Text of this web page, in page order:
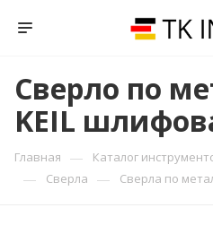
Сверло по
KEIL
Главная — Каталог
— Сверла — Сверла по